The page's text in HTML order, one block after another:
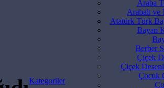
Kategoriler
Araba
Arabalı ve
Atatürk Türk
Bayan
Berber
Çiçek
Çiçek
Çocuk